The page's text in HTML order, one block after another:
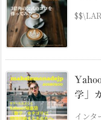
学」
インタ